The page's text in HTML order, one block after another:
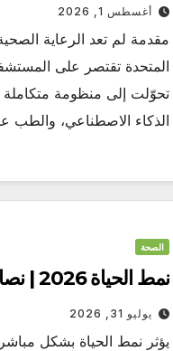
أغسطس 1, 2026
مقدمة لم تعد الرعاية
المتحدة تقتصر على
تحوّلت إلى منظومة
الذكاء الاصطناعي، والطب
الصحة
نمط الحياة 2026 | نصائح وأفكار لحياة أفضل
يوليو 31, 2026
يؤثر نمط الحياة بشكل